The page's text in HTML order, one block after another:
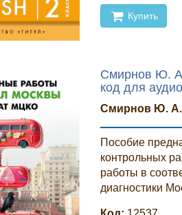
Купить
Смирнов Ю.
код для
Смирнов Ю. А.
Пособие
контрольных
работы в
диагностики